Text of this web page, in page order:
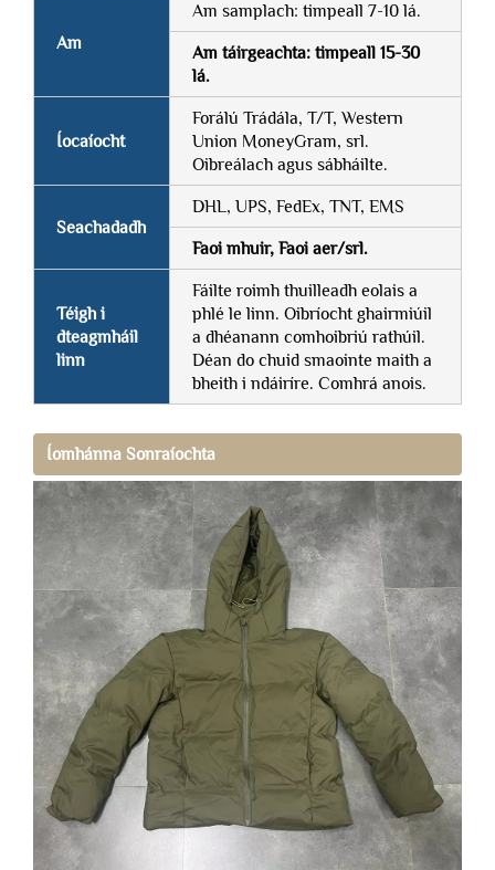
Am
Am samplach: timpeall 7-10 lá.
Am táirgeachta: timpeall 15-30
lá.
Íocaíocht
Forálú Trádála, T/T, Western
Union MoneyGram, srl.
Oibreálach agus sábháilte.
Seachadadh
DHL, UPS, FedEx, TNT, EMS
Faoi mhuir, Faoi aer/srl.
Téigh i
dteagmháil
linn
Fáilte roimh thuilleadh eolais a
phlé le linn. Oibríocht ghairmiúil
a dhéanann comhoibriú rathúil.
Déan do chuid smaointe maith a
bheith i ndáiríre. Comhrá anois.
Íomhánna Sonraíochta